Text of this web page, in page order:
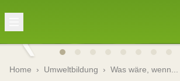
Home › Umweltbildung › Was wäre, wenn...